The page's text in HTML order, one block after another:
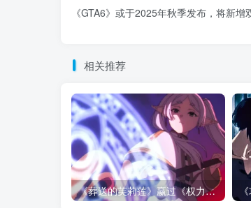
《GTA6》或于2025年秋季发布，将新
相关推荐
《葬送的芙莉莲》赢过《权力的游戏》的地方，不是魔法更多！而是从不糊弄代价！